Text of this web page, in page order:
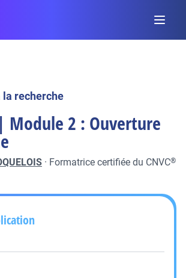
la recherche
Module 2 : Ouverture
· Formatrice certifiée du CNVC®